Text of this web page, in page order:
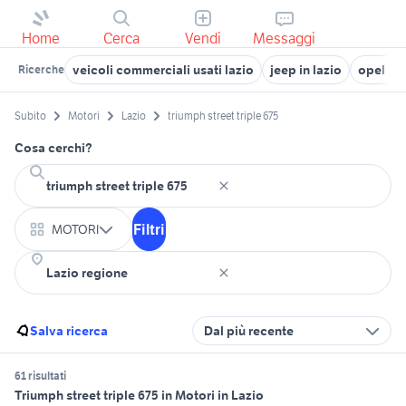
Home Cerca Vendi Messaggi
Ricerche veicoli commerciali usati lazio jeep in lazio opel
Subito Motori Lazio triumph street triple 675
Cosa cerchi?
MOTORI Filtri
Salva ricerca Dal più recente
61 risultati
Triumph street triple 675 in Motori in Lazio